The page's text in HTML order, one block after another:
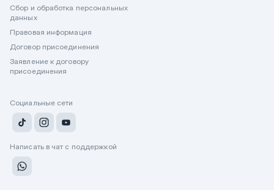
Сбор и обработка персональных
данных
Правовая информация
Договор присоединения
Заявление к договору
присоединения
Социальные сети
Написать в чат с поддержкой